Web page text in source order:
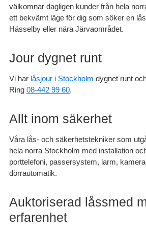
välkomnar dagligen kunder från hela
ett bekvämt läge för dig som söker en
Hässelby eller nära Järvaområdet.
Jour dygnet runt
Vi har låsjour i Stockholm dygnet runt
Ring 08-442 99 60.
Allt inom säkerhet
Våra lås- och säkerhetstekniker som
hela norra Stockholm med installation
porttelefoni, passersystem, larm,
dörrautomatik.
Auktoriserad låssmed
erfarenhet